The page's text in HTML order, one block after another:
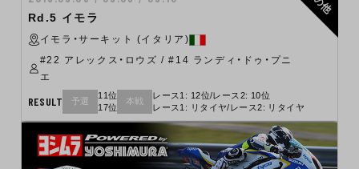
Rd.5 イモラ
イモラ・サーキット (イタリア)
#22 アレックス・ロウズ / #14 ランディ・ドゥ・プニ
エ
RESULT 予選
11位
17位
本戦
レース1: 12位/レース2: 10位
レース1: リタイヤ/レース2: リタイヤ